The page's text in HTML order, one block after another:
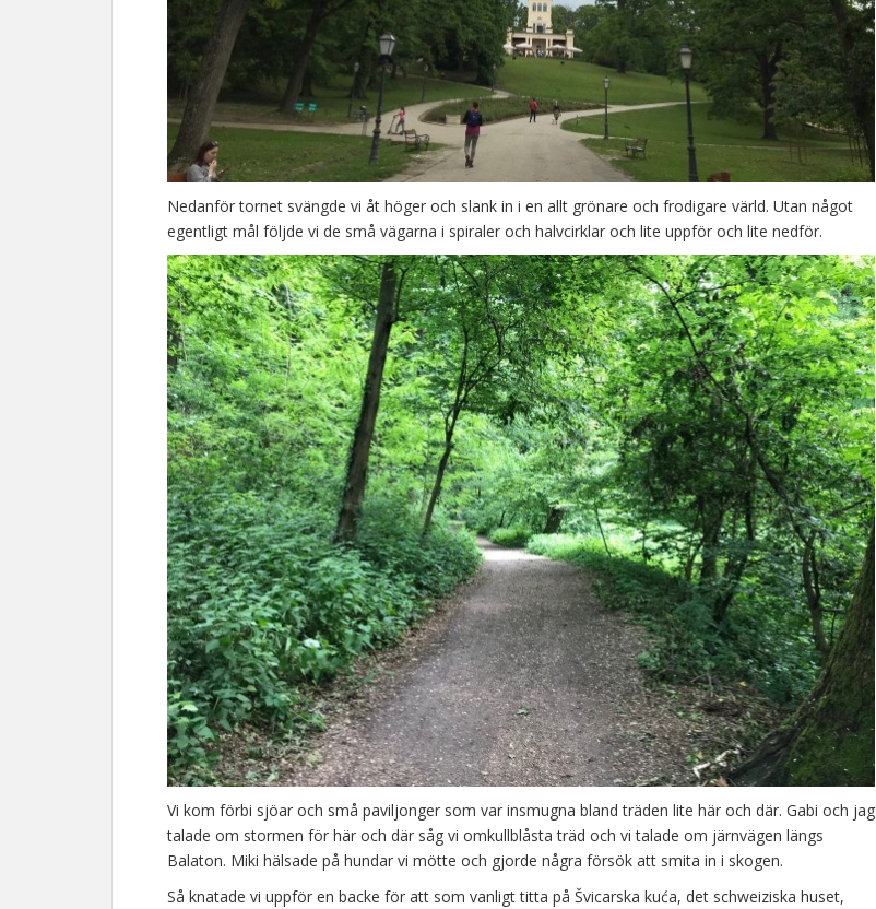
Nedanför tornet svängde vi åt höger och slank in i en allt grönare och frodigare värld. Utan något
egentligt mål följde vi de små vägarna i spiraler och halvcirklar och lite uppför och lite nedför.
Vi kom förbi sjöar och små paviljonger som var insmugna bland träden lite här och där. Gabi och jag
talade om stormen för här och där såg vi omkullblåsta träd och vi talade om järnvägen längs
Balaton. Miki hälsade på hundar vi mötte och gjorde några försök att smita in i skogen.
Så knatade vi uppför en backe för att som vanligt titta på Švicarska kuća, det schweiziska huset,